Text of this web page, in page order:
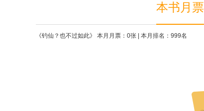
本书月票
《钓仙？也不过如此》 本月月票：0张 | 本月排名：999名